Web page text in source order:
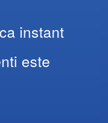
instant
este